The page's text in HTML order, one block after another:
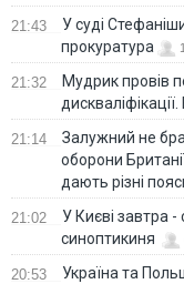
21:43
У суді
прокуратура
21:32
Мудрик провів
21:14
Залужний не
оборони
дають різні
21:02
У Києві завтра -
синоптикиня
20:53
Україна та